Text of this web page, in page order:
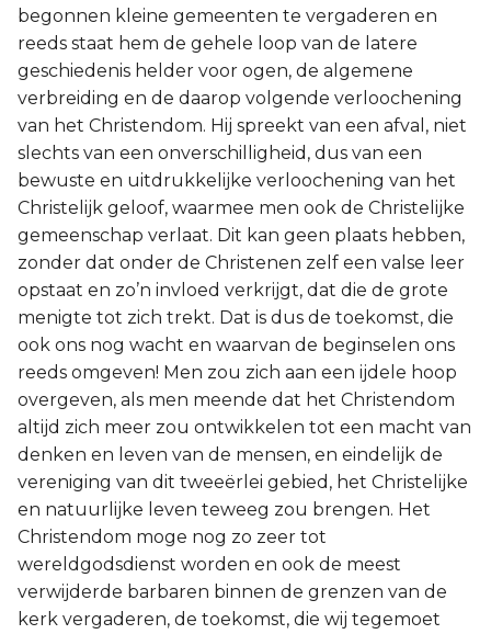
begonnen kleine gemeenten te vergaderen en
reeds staat hem de gehele loop van de latere
geschiedenis helder voor ogen, de algemene
verbreiding en de daarop volgende verloochening
van het Christendom. Hij spreekt van een afval, niet
slechts van een onverschilligheid, dus van een
bewuste en uitdrukkelijke verloochening van het
Christelijk geloof, waarmee men ook de Christelijke
gemeenschap verlaat. Dit kan geen plaats hebben,
zonder dat onder de Christenen zelf een valse leer
opstaat en zo’n invloed verkrijgt, dat die de grote
menigte tot zich trekt. Dat is dus de toekomst, die
ook ons nog wacht en waarvan de beginselen ons
reeds omgeven! Men zou zich aan een ijdele hoop
overgeven, als men meende dat het Christendom
altijd zich meer zou ontwikkelen tot een macht van
denken en leven van de mensen, en eindelijk de
vereniging van dit tweeërlei gebied, het Christelijke
en natuurlijke leven teweeg zou brengen. Het
Christendom moge nog zo zeer tot
wereldgodsdienst worden en ook de meest
verwijderde barbaren binnen de grenzen van de
kerk vergaderen, de toekomst, die wij tegemoet